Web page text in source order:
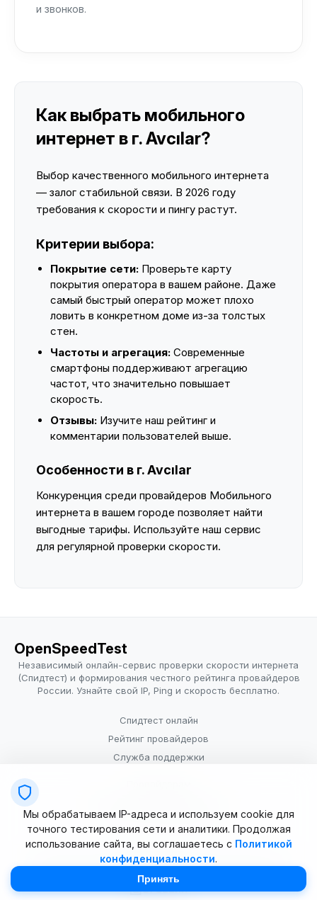
и звонков.
Как выбрать мобильного
интернет в г. Avcılar?
Выбор качественного мобильного интернета
— залог стабильной связи. В 2026 году
требования к скорости и пингу растут.
Критерии выбора:
Покрытие сети: Проверьте карту
покрытия оператора в вашем районе. Даже
самый быстрый оператор может плохо
ловить в конкретном доме из-за толстых
стен.
Частоты и агрегация: Современные
смартфоны поддерживают агрегацию
частот, что значительно повышает
скорость.
Отзывы: Изучите наш рейтинг и
комментарии пользователей выше.
Особенности в г. Avcılar
Конкуренция среди провайдеров Мобильного
интернета в вашем городе позволяет найти
выгодные тарифы. Используйте наш сервис
для регулярной проверки скорости.
OpenSpeedTest
Независимый онлайн-сервис проверки скорости интернета
(Спидтест) и формирования честного рейтинга провайдеров
России. Узнайте свой IP, Ping и скорость бесплатно.
Спидтест онлайн
Рейтинг провайдеров
Служба поддержки
Условия использования
© 2025–2026 OpenSpeedTest (ИП Долматова В.В.). Все права
Мы обрабатываем IP-адреса и используем cookie для
точного тестирования сети и аналитики. Продолжая
использование сайта, вы соглашаетесь с Политикой
конфиденциальности.
Принять